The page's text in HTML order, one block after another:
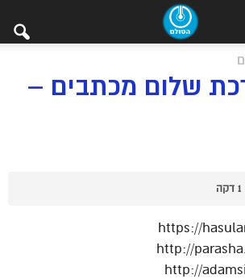
שלום מכתבים –
1 דקה